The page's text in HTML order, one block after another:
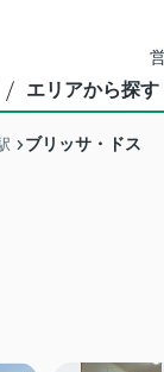
エリアから探す
ブリッサ・ドス